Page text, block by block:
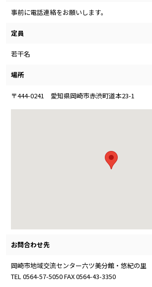
事前に電話連絡をお願いします。
定員
若干名
場所
〒444-0241 愛知県岡崎市赤渋町道本23-1
お問合わせ先
岡崎市地域交流センター六ツ美分館・悠紀の里
TEL 0564-57-5050 FAX 0564-43-3350